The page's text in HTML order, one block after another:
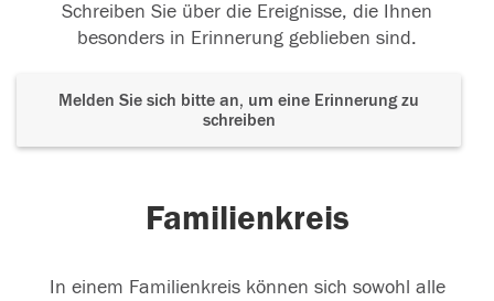
Schreiben Sie über die Ereignisse, die Ihnen
besonders in Erinnerung geblieben sind.
Melden Sie sich bitte an, um eine Erinnerung zu
schreiben
Familienkreis
In einem Familienkreis können sich sowohl alle